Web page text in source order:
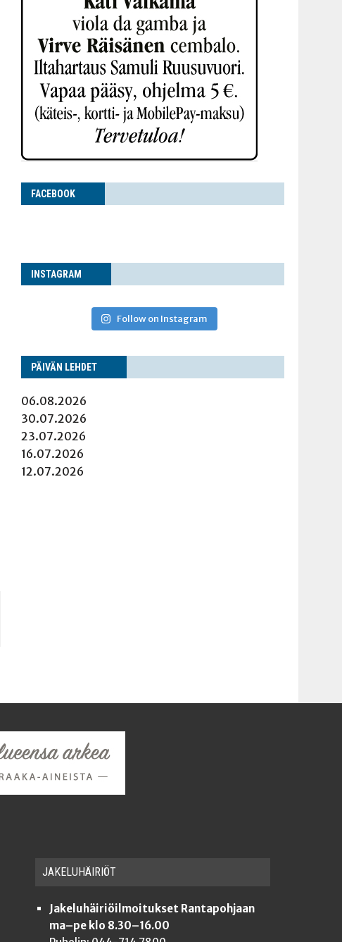
FACE­BOOK
INS­TA­GRAM
Follow on Instagram
PÄI­VÄN LEHDET
06.08.2026
30.07.2026
23.07.2026
16.07.2026
12.07.2026
JAKE­LU­HÄI­RIÖT
Jakeluhäiriöilmoitukset Rantapohjaan
ma–pe klo 8.30–16.00